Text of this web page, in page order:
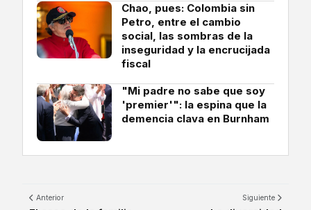
Chao, pues: Colombia sin
Petro, entre el cambio
social, las sombras de la
inseguridad y la encrucijada
fiscal
"Mi padre no sabe que soy
'premier'": la espina que la
demencia clava en Burnham
Anterior Siguiente